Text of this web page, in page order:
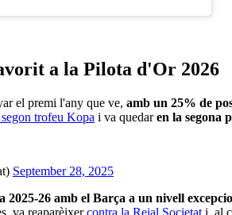
a la Pilota d'Or 2026
el premi l'any que ve, amb un 25% de
segon trofeu Kopa i va quedaren la segona
September 28, 2025
2025-26 amb el Barça a un nivell
va reaparèixercontra la Reial Societat i, al